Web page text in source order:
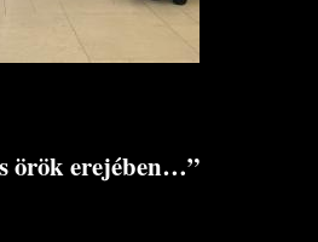
örök erejében…”